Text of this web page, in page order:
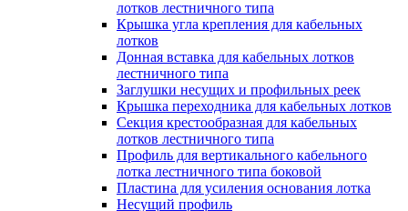
лотков лестничного типа
Крышка угла крепления для кабельных
лотков
Донная вставка для кабельных лотков
лестничного типа
Заглушки несущих и профильных реек
Крышка переходника для кабельных лотков
Секция крестообразная для кабельных
лотков лестничного типа
Профиль для вертикального кабельного
лотка лестничного типа боковой
Пластина для усиления основания лотка
Несущий профиль